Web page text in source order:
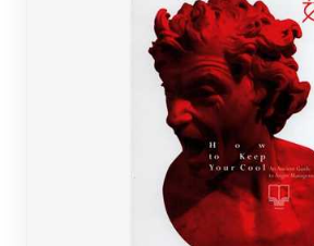
ادبیات ترکیه
ادبیات آسیا
سایر کشورهای اروپا
داستان کوتاه
شعر و متون کهن